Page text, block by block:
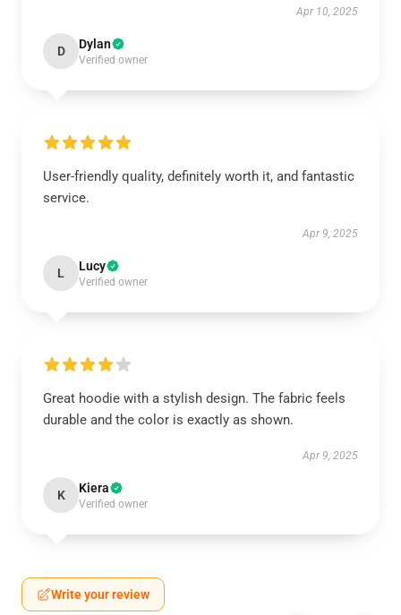
Apr 10, 2025
D Dylan
Verified owner
User-friendly quality, definitely worth it, and fantastic
service.
Apr 9, 2025
L Lucy
Verified owner
Great hoodie with a stylish design. The fabric feels
durable and the color is exactly as shown.
Apr 9, 2025
K Kiera
Verified owner
Write your review